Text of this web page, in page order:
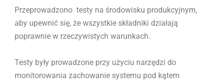
Przeprowadzono testy na środowisku produkcyjnym,
aby upewnić się, że wszystkie składniki działają
poprawnie w rzeczywistych warunkach.
Testy były prowadzone przy użyciu narzędzi do
monitorowania zachowanie systemu pod kątem